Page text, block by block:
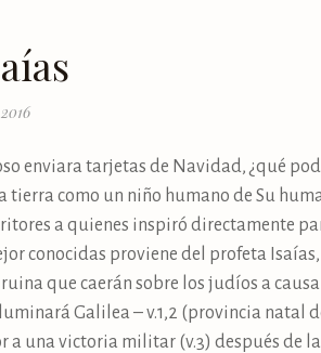
enviara tarjetas de Navidad, ¿qué
como un niño humano de Su
a quienes inspiró directamente
conocidas proviene del profeta
que caerán sobre los judíos a
Galilea – v.1,2 (provincia natal
a una victoria militar (v.3) después de